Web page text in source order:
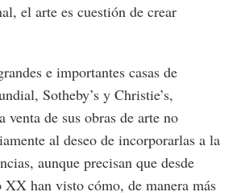
el arte es cuestión de crear
e importantes casas de
Sotheby’s y Christie’s,
venta de sus obras de arte no
al deseo de incorporarlas a la
aunque precisan que desde
han visto cómo, de manera más